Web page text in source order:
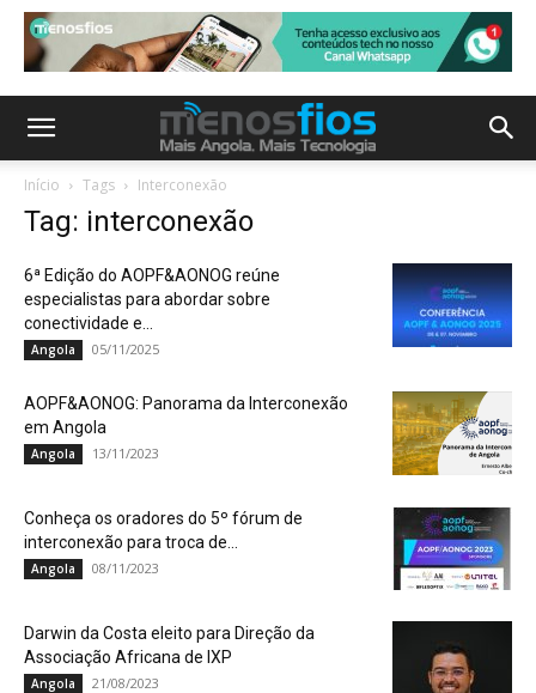
Início Tags Interconexão
Tag: interconexão
6ª Edição do AOPF&AONOG reúne
especialistas para abordar sobre
conectividade e...
Angola 05/11/2025
AOPF&AONOG: Panorama da Interconexão
em Angola
Angola 13/11/2023
Conheça os oradores do 5º fórum de
interconexão para troca de...
Angola 08/11/2023
Darwin da Costa eleito para Direção da
Associação Africana de IXP
Angola 21/08/2023